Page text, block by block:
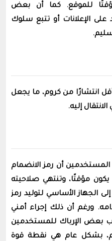
للموقع. كما أن بعض
الإعلانات أو تتبع سلوك
انتشارًا من كروم، ما يجعل
إليه.
أن رمز الانضمام
مؤقتًا، وتنتهي صلاحيته
الجهاز الأساسي لتوليد رمز
ورغم أن ذلك إجراء أمني
بعض الإرباك للمستخدمين
بشكل عام هي نقطة قوة